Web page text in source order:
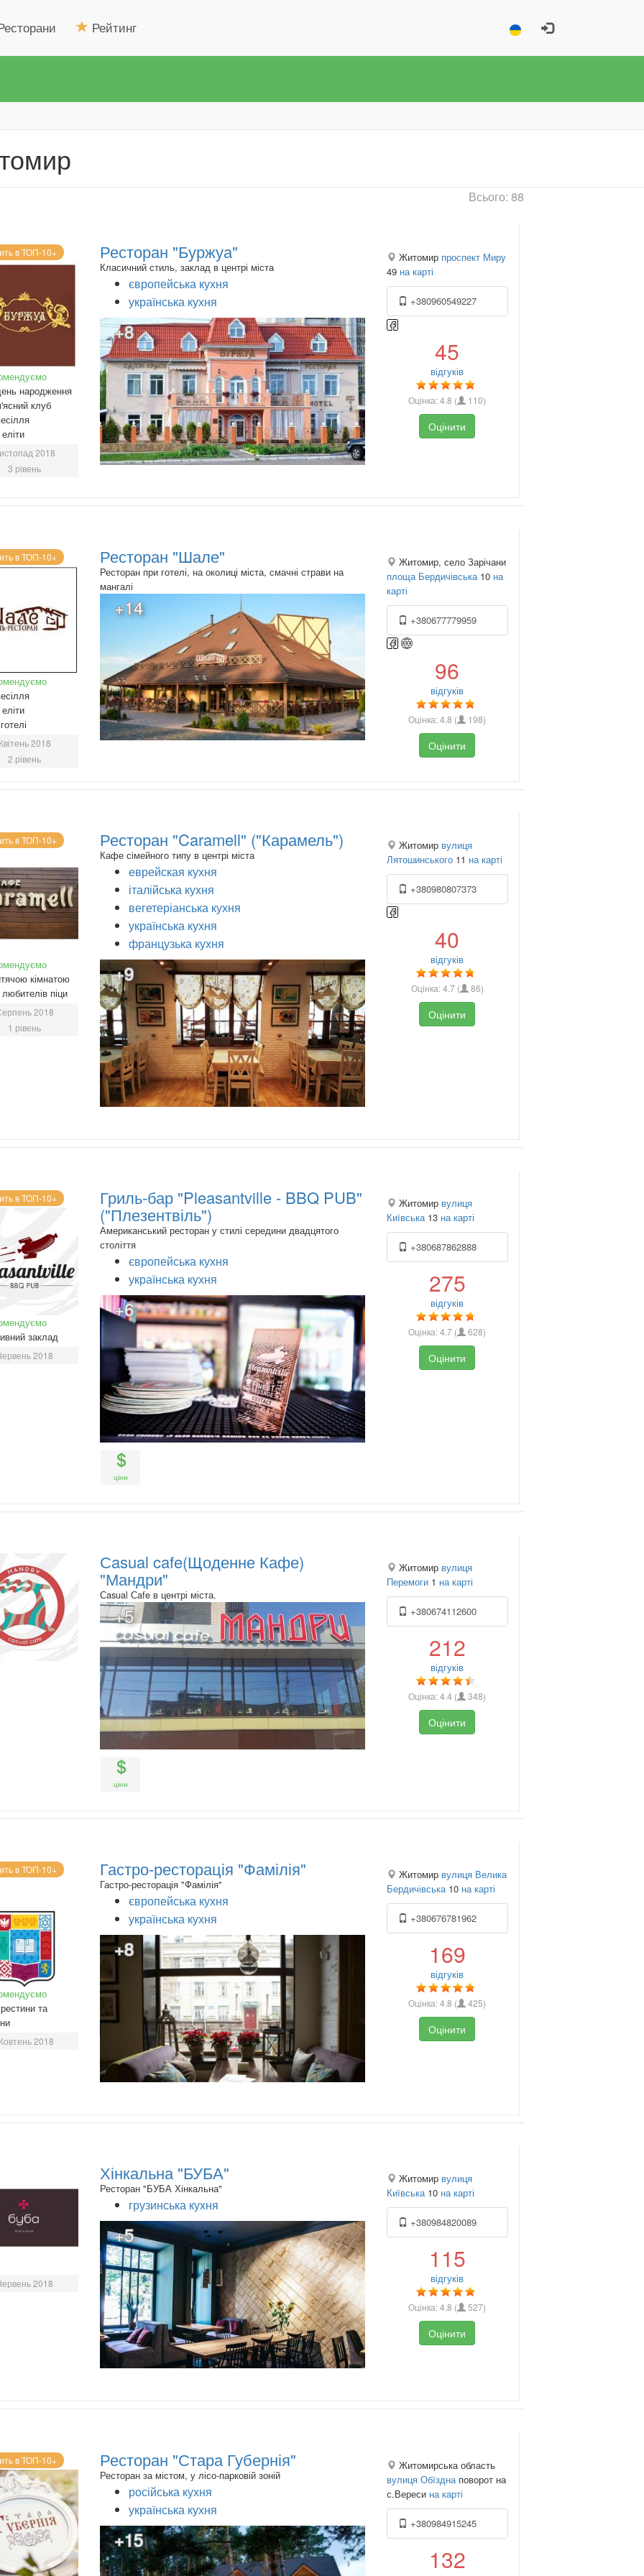
Рейтинг
Всього: 88
в ТОП-10+
народження
клуб
2018
3 рівень
Ресторан "Буржуа"
Класичний стиль, заклад в центрі міста
європейська кухня
українська кухня
+8
Житомир проспект Миру
49 на карті
+380960549227
45
відгуків
Оцінка:4.8 ( 110)
Оцінити
в ТОП-10+
2018
2 рівень
Ресторан "Шале"
Ресторан при готелі, на околиці міста, смачні страви на
мангалі
+14
Житомир, село Зарічани
площа Бердичівська10 на
карті
+380677779959
96
відгуків
Оцінка:4.8 ( 198)
Оцінити
в ТОП-10+
кімнатою
піци
2018
1 рівень
Ресторан "Caramell" ("Карамель")
Кафе сімейного типу в центрі міста
еврейская кухня
італійська кухня
вегетеріанська кухня
українська кухня
французька кухня
+9
Житомир вулиця
Лятошинського11 на карті
+380980807373
40
відгуків
Оцінка:4.7 ( 86)
Оцінити
в ТОП-10+
заклад
2018
Гриль-бар "Pleasantville - BBQ PUB"
("Плезентвіль")
Американський ресторан у стилі середини двадцятого
століття
європейська кухня
українська кухня
+6
ціни
Житомир вулиця
Київська13 на карті
+380687862888
275
відгуків
Оцінка:4.7 ( 628)
Оцінити
Сasual cafe(Щоденне Кафе)
"Мандри"
Сasual Сafe в центрі міста.
+5
ціни
Житомир вулиця
Перемоги1 на карті
+380674112600
212
відгуків
Оцінка:4.4 ( 348)
Оцінити
в ТОП-10+
та
2018
Гастро-ресторація "Фамілія"
Гастро-ресторація "Фамілія"
європейська кухня
українська кухня
+8
Житомир вулиця Велика
Бердичівська10 на карті
+380676781962
169
відгуків
Оцінка:4.8 ( 425)
Оцінити
2018
Хінкальна "БУБА"
Ресторан "БУБА Хінкальна"
грузинська кухня
+5
Житомир вулиця
Київська10 на карті
+380984820089
115
відгуків
Оцінка:4.8 ( 527)
Оцінити
в ТОП-10+ Ресторан "Стара Губернія"
Ресторан за містом, у лісо-парковій зоній
російська кухня
українська кухня
+15
Житомирська область
вулиця Обїзднаповорот на
с.Вереси на карті
+380984915245
132